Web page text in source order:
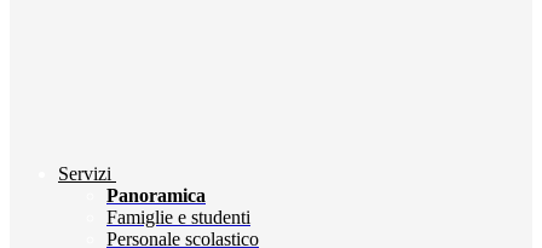
Servizi
Panoramica
Famiglie e studenti
Personale scolastico